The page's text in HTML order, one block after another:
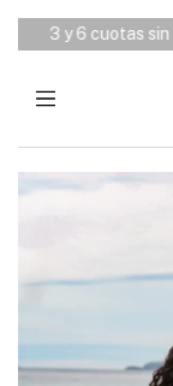
3 y 6 cuotas sin